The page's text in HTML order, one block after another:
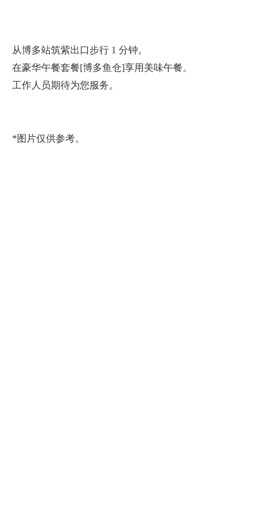
从博多站筑紫出口步行 1 分钟。
在豪华午餐套餐[博多鱼仓]享用美味午餐。
工作人员期待为您服务。
*图片仅供参考。